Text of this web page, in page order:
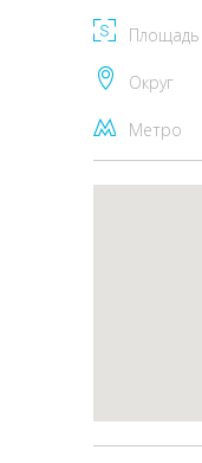
Площадь
Округ
Метро